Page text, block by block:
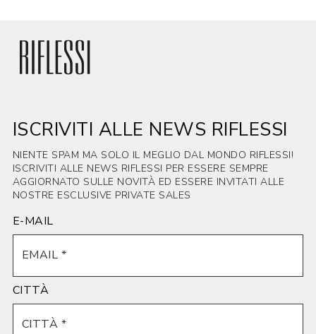
ISCRIVITI ALLE NEWS RIFLESSI
NIENTE SPAM MA SOLO IL MEGLIO DAL MONDO RIFLESSI!
ISCRIVITI ALLE NEWS RIFLESSI PER ESSERE SEMPRE
AGGIORNATO SULLE NOVITÀ ED ESSERE INVITATI ALLE
NOSTRE ESCLUSIVE PRIVATE SALES
E-MAIL
CITTÀ